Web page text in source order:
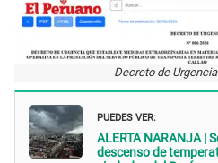
Decreto de
PUEDES VER:
ALERTA NARANJA |
descenso de